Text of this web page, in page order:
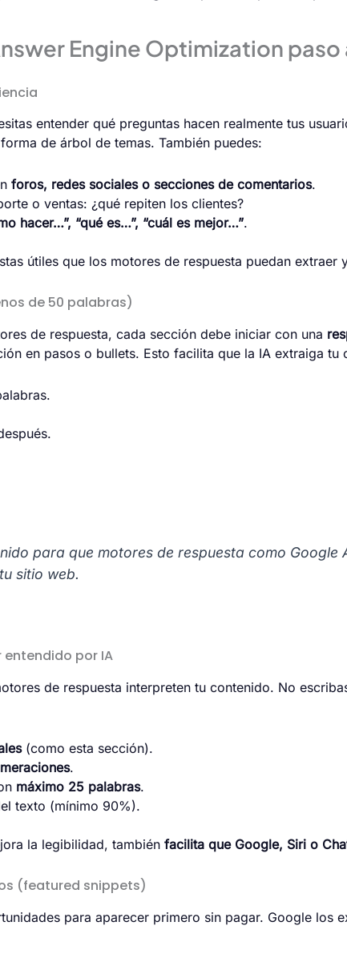
Engine Optimization paso
entender qué preguntas hacen realmente tus
de árbol de temas. También puedes:
foros, redes sociales o secciones de comentarios.
o ventas: ¿qué repiten los clientes?
hacer…”, “qué es…”, “cuál es mejor…”.
útiles que los motores de respuesta puedan extraer
de 50 palabras)
de respuesta, cada sección debe iniciar con una
en pasos o bullets. Esto facilita que la IA extraiga tu
para que motores de respuesta como Google
sitio web.
por IA
de respuesta interpreten tu contenido. No
(como esta sección).
.
máximo 25 palabras.
texto (mínimo 90%).
la legibilidad, también facilita que Google, Siri o
(featured snippets)
para aparecer primero sin pagar. Google los